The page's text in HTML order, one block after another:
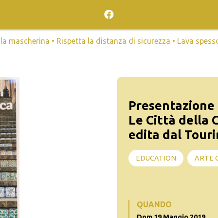
la mascherina • Rispetta la distanza di sicurezza • Lava
Le Città della
edita dal
EDUCATION ARTE
QUANDO